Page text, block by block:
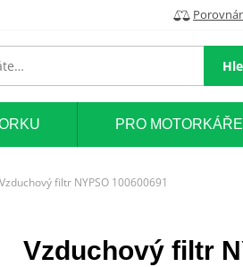
PRO MOTORKÁŘE
Vzduchový filtr NYPSO 100600691
Vzduchový filtr